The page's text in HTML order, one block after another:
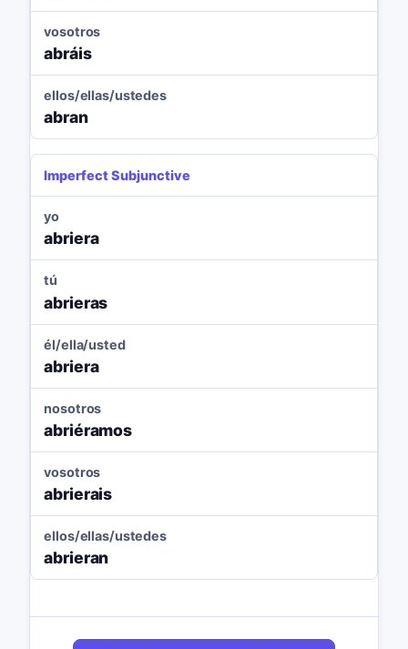
vosotros
abráis
ellos/ellas/ustedes
abran
Imperfect Subjunctive
yo
abriera
tú
abrieras
él/ella/usted
abriera
nosotros
abriéramos
vosotros
abrierais
ellos/ellas/ustedes
abrieran